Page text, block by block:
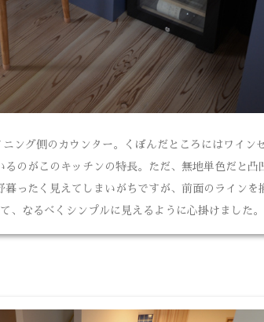
ング側のカウンター。くぼんだところにはワイン
のがこのキッチンの特長。ただ、無地単色だと凸
ったく見えてしまいがちですが、前面のラインを
、なるべくシンプルに見えるように心掛けました。